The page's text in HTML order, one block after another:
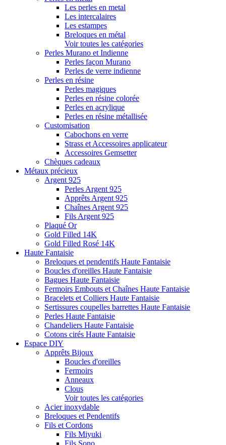
Les perles en metal
Les intercalaires
Les estampes
Breloques en métal
Voir toutes les catégories
Perles Murano et Indienne
Perles façon Murano
Perles de verre indienne
Perles en résine
Perles magiques
Perles en résine colorée
Perles en acrylique
Perles en résine métallisée
Customisation
Cabochons en verre
Strass et Accessoires applicateur
Accessoires Gemsetter
Chèques cadeaux
Métaux précieux
Argent 925
Perles Argent 925
Apprêts Argent 925
Chaînes Argent 925
Fils Argent 925
Plaqué Or
Gold Filled 14K
Gold Filled Rosé 14K
Haute Fantaisie
Breloques et pendentifs Haute Fantaisie
Boucles d'oreilles Haute Fantaisie
Bagues Haute Fantaisie
Fermoirs Embouts et Chaînes Haute Fantaisie
Bracelets et Colliers Haute Fantaisie
Sertissures coupelles barrettes Haute Fantaisie
Perles Haute Fantaisie
Chandeliers Haute Fantaisie
Cotons cirés Haute Fantaisie
Espace DIY
Apprêts Bijoux
Boucles d'oreilles
Fermoirs
Anneaux
Clous
Voir toutes les catégories
Acier inoxydable
Breloques et Pendentifs
Fils et Cordons
Fils Miyuki
Fils Sono